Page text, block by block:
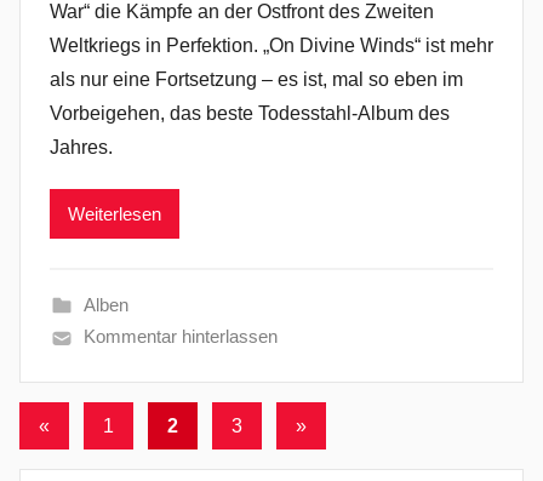
War“ die Kämpfe an der Ostfront des Zweiten
Weltkriegs in Perfektion. „On Divine Winds“ ist mehr
als nur eine Fortsetzung – es ist, mal so eben im
Vorbeigehen, das beste Todesstahl-Album des
Jahres.
Weiterlesen
Alben
Kommentar hinterlassen
Seitennummerierung
der
« Vorherige
1 2 3
Nächste
»